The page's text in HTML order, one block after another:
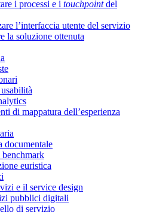
i processi e i touchpointdel
l’interfaccia utente del servizio
la soluzione ottenuta
di mappatura dell’esperienza
documentale
euristica
e il service design
pubblici digitali
di servizio